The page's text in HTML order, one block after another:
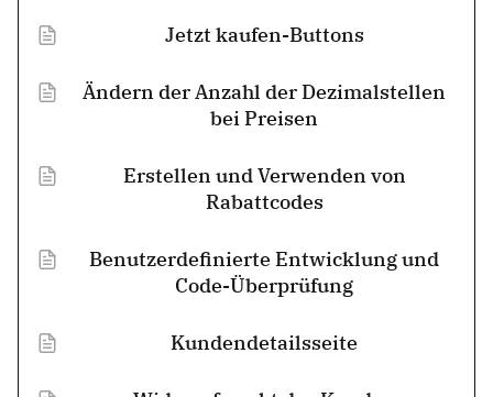
Jetzt kaufen-Buttons
Ändern der Anzahl der Dezimalstellen
bei Preisen
Erstellen und Verwenden von
Rabattcodes
Benutzerdefinierte Entwicklung und
Code-Überprüfung
Kundendetailsseite